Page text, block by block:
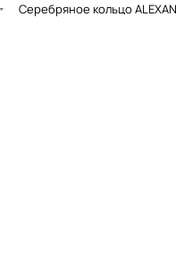
Серебряное кольцо